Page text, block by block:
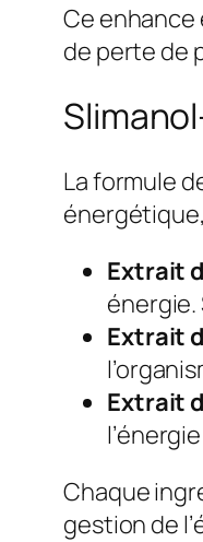
Ce
de perte de
La formule
Extrait
Extrait
Extrait
Chaque
gestion de